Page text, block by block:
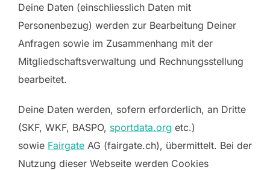
Deine Daten (einschliesslich Daten mit
Personenbezug) werden zur Bearbeitung Deiner
Anfragen sowie im Zusammenhang mit der
Mitgliedschaftsverwaltung und Rechnungsstellung
bearbeitet.
Deine Daten werden, sofern erforderlich, an Dritte
(SKF, WKF, BASPO, sportdata.org etc.)
sowie Fairgate AG (fairgate.ch), übermittelt. Bei der
Nutzung dieser Webseite werden Cookies